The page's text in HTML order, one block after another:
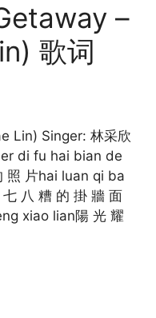
–
歌词
Lin) Singer: 林采欣
di fu hai bian de
照 片hai luan qi ba
八 糟 的 掛 牆 面
xiao lian陽 光 耀